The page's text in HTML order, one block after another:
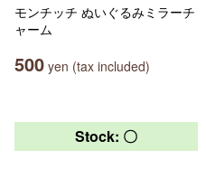
モンチッチ ぬいぐるみミラーチ
ャーム
500 yen (tax included)
Stock: 〇